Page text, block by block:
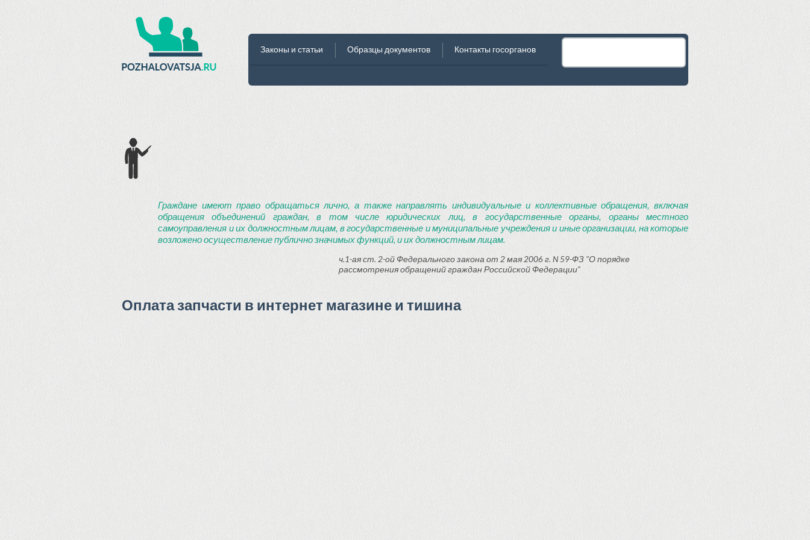
Законы и статьи Образцы документов Контакты госорганов
Граждане имеют право обращаться лично, а также направлять индивидуальные и коллективные обращения, включая
обращения объединений граждан, в том числе юридических лиц, в государственные органы, органы местного
самоуправления и их должностным лицам, в государственные и муниципальные учреждения и иные организации, на которые
возложено осуществление публично значимых функций, и их должностным лицам.
ч.1-ая ст. 2-ой Федерального закона от 2 мая 2006 г. N 59-ФЗ "О порядке
рассмотрения обращений граждан Российской Федерации"
Оплата запчасти в интернет магазине и тишина